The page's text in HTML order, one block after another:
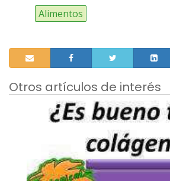
Alimentos
Otros artículos de interés